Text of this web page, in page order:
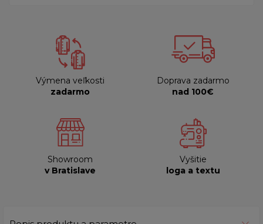
Výmena veľkosti
zadarmo
Doprava zadarmo
nad 100€
Showroom
v Bratislave
Vyšitie
loga a textu